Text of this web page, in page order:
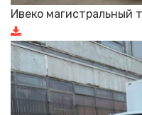
Ивеко магистральный